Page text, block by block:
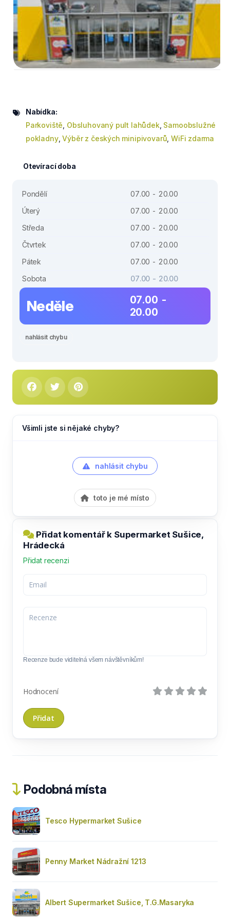
Nabídka:
Parkoviště Obsluhovaný pult lahůdek, Samoobslužné
pokladny,Výběr z českých minipivovarů ,WiFi zdarma
Otevírací doba
Pondělí
07.00 - 20.00
Úterý
07.00 - 20.00
Středa
07.00 - 20.00
Čtvrtek
07.00 - 20.00
Pátek
07.00 - 20.00
Sobota
07.00 - 20.00
Neděle
07.00 -
20.00
nahlásit chybu
Všimli jste si nějaké chyby?
nahlásit chybu
toto je mé místo
Přidat komentář k Supermarket Sušice,
Hrádecká
Přidat recenzi
Recenze bude viditelná všem návštěvníkům!
Hodnocení
Podobná místa
Tesco Hypermarket Sušice
Penny Market Nádražní 1213
Albert Supermarket Sušice, T.G.Masaryka